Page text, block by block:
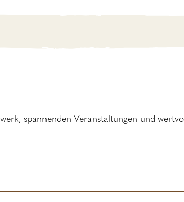
spannenden Veranstaltungen und